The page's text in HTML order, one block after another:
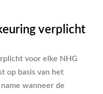
verplicht
voor elke NHG
op basis van het
wanneer de